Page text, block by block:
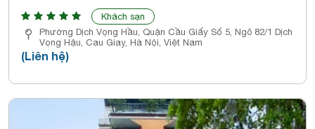
Khách sạn
Phường Dịch Vọng Hầu, Quận Cầu Giấy Số 5, Ngõ 82/1 Dịch
Vọng Hậu, Cau Giay, Hà Nội, Việt Nam
(Liên hệ)